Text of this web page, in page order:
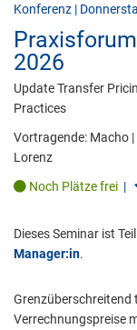
Konferenz |
2026
Update Transfer
Practices
Vortragende: Macho |
Lorenz
Noch Plätze frei |
Dieses Seminar ist
Manager:in.
Grenzüberschreitend
Verrechnungspreise